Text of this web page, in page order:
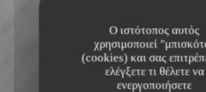
Ο ιστότοπος αυτός
χρησιμοποιεί
(cookies) και σας
ελέγξετε τι θέλετε να
ενεργοποιήσετε